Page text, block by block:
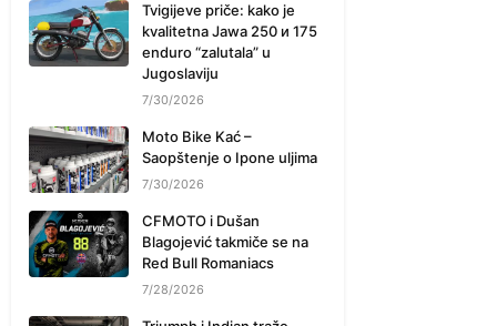
Tvigijeve priče: kako je
kvalitetna Jawa 250 и 175
enduro “zalutala” u
Jugoslaviju
7/30/2026
Moto Bike Kać –
Saopštenje o Ipone uljima
7/30/2026
CFMOTO i Dušan
Blagojević takmiče se na
Red Bull Romaniacs
7/28/2026